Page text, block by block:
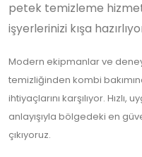
petek temizleme
işyerlerinizi kışa
Modern ekipmanlar ve
temizliğinden kombi
ihtiyaçlarını karşılıyor.
anlayışıyla bölgedeki en
çıkıyoruz.